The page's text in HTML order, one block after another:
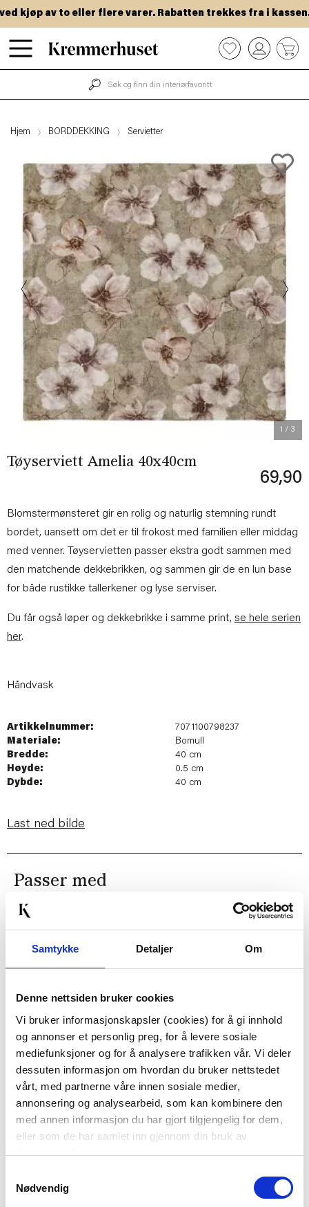
Samtykke Detaljer Om
Denne nettsiden bruker cookies
Vi bruker informasjonskapsler (cookies) for å gi innhold
og annonser et personlig preg, for å levere sosiale
mediefunksjoner og for å analysere trafikken vår. Vi deler
dessuten informasjon om hvordan du bruker nettstedet
vårt, med partnerne våre innen sosiale medier,
annonsering og analysearbeid, som kan kombinere den
med annen informasjon du har gjort tilgjengelig for dem,
eller som de har samlet inn gjennom din bruk av
tjenestene deres.
Nødvendig
Hopp
til
kjøp av to eller flere varer. Rabatten trekkes fra i kassen.
0
Hjem BORDDEKKING Servietter
1 / 3
Previous Next
Tøyserviett Amelia 40x40cm
69,90
Blomstermønsteret gir en rolig og naturlig stemning rundt
bordet, uansett om det er til frokost med familien eller middag
med venner. Tøyservietten passer ekstra godt sammen med
den matchende dekkebrikken, og sammen gir de en lun base
for både rustikke tallerkener og lyse serviser.
Du får også løper og dekkebrikke i samme print, se hele serien
her.
Håndvask
Artikkelnummer:
7071100798237
Materiale:
Bomull
Bredde:
40 cm
Høyde:
0.5 cm
Dybde:
40 cm
Last ned bilde
Passer med
DEKKEBRIKKE CLAIRE
33X48CM GRØNN
79,90
DEKKEBRIKKE AMELIA
35X48CM
79,90
KJØP